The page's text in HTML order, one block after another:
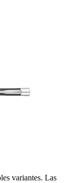
variantes. Las